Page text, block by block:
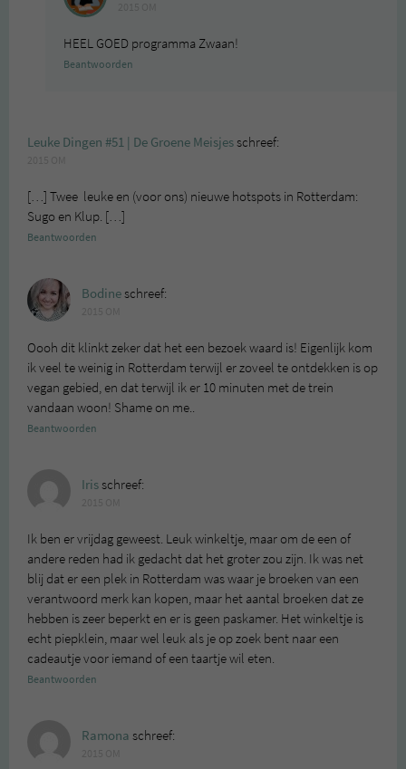
HEEL GOED programma Zwaan!
Beantwoorden
Leuke Dingen #51 | De Groene Meisjesschreef:
[…] Twee leuke en (voor ons) nieuwe hotspots in Rotterdam:
Sugo en Klup. […]
Beantwoorden
Bodineschreef:
Oooh dit klinkt zeker dat het een bezoek waard is! Eigenlijk kom
ik veel te weinig in Rotterdam terwijl er zoveel te ontdekken is op
vegan gebied, en dat terwijl ik er 10 minuten met de trein
vandaan woon! Shame on me..
Beantwoorden
Irisschreef:
Ik ben er vrijdag geweest. Leuk winkeltje, maar om de een of
andere reden had ik gedacht dat het groter zou zijn. Ik was net
blij dat er een plek in Rotterdam was waar je broeken van een
verantwoord merk kan kopen, maar het aantal broeken dat ze
hebben is zeer beperkt en er is geen paskamer. Het winkeltje is
echt piepklein, maar wel leuk als je op zoek bent naar een
cadeautje voor iemand of een taartje wil eten.
Beantwoorden
Ramona schreef: